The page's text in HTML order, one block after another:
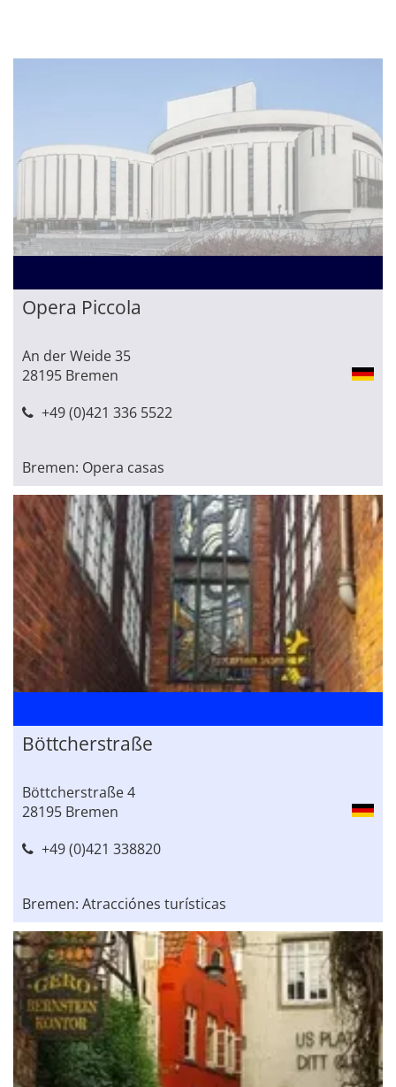
Opera Piccola
An der Weide 35
28195 Bremen
+49 (0)421 336 5522
Bremen: Opera casas
Böttcherstraße
Böttcherstraße 4
28195 Bremen
+49 (0)421 338820
Bremen: Atracciónes turísticas